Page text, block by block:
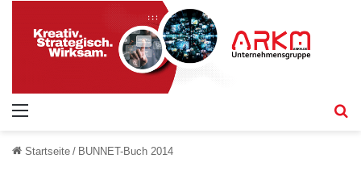
Startseite / BUNNET-Buch 2014